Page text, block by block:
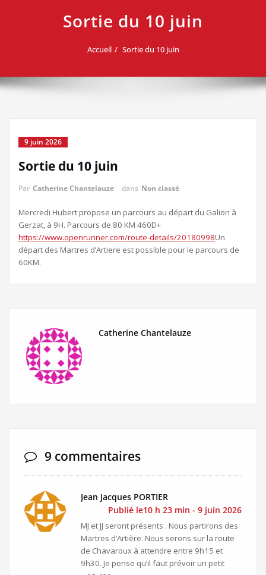
Sortie du 10 juin
Accueil Sortie du 10 juin
9 juin 2026
Sortie du 10 juin
Par Catherine Chantelauze dans Non classé
Mercredi Hubert propose un parcours au départ du Galion à
Gerzat, à 9H. Parcours de 80 KM 460D+
https://www.openrunner.com/route-details/20180998Un
départ des Martres d’Artiere est possible pour le parcours de
60KM.
Catherine Chantelauze
9 commentaires
Jean Jacques PORTIER
Publié le10 h 23 min - 9 juin 2026
MJ et JJ seront présents . Nous partirons des
Martres d’Artière. Nous serons sur la route
de Chavaroux à attendre entre 9h15 et
9h30. Je pense qu’il faut prévoir un petit